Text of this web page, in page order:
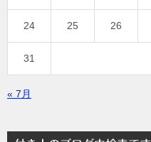
24 25 26
31
« 7月